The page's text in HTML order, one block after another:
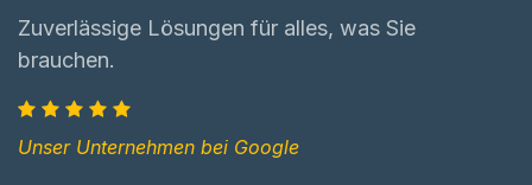
Zuverlässige Lösungen für alles, was Sie
brauchen.
Unser Unternehmen bei Google